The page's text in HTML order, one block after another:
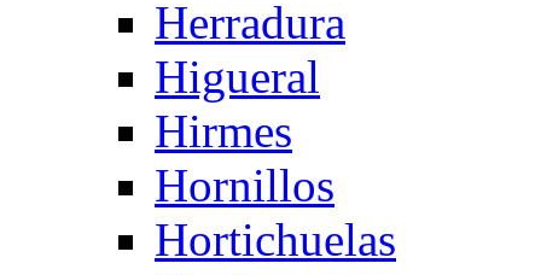
Herradura
Higueral
Hirmes
Hornillos
Hortichuelas